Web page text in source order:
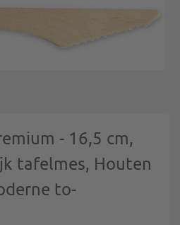
- 16,5 cm,
tafelmes, Houten
to-